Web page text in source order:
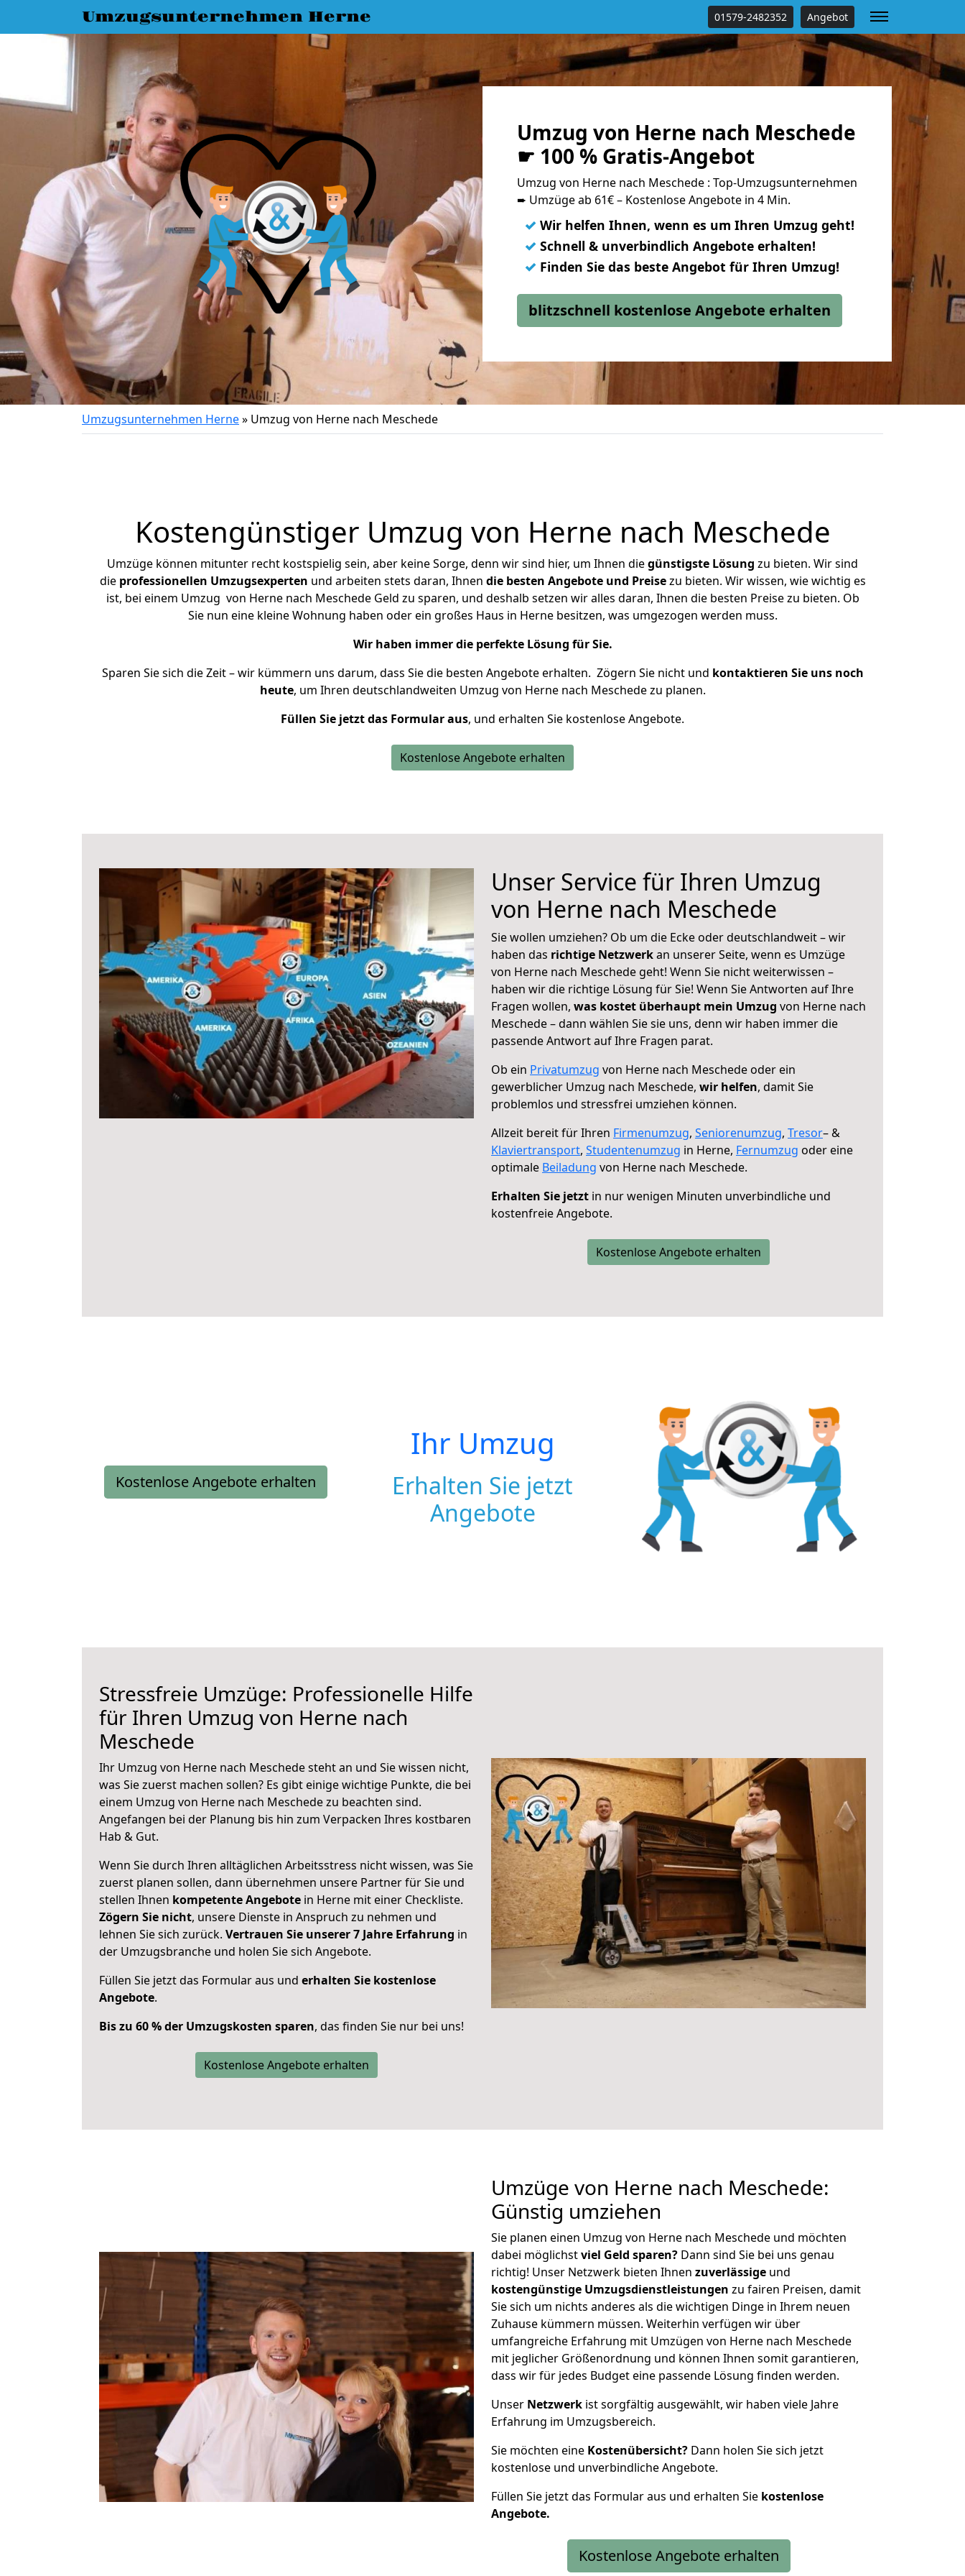
Umzugsunternehmen Herne 01579-2482352 Angebot
Umzug von Herne nach Meschede
☛ 100 % Gratis-Angebot
Umzug von Herne nach Meschede : Top-Umzugsunternehmen
➨ Umzüge ab 61€ – Kostenlose Angebote in 4 Min.
✓ Wir helfen Ihnen, wenn es um Ihren Umzug geht!
✓ Schnell & unverbindlich Angebote erhalten!
✓ Finden Sie das beste Angebot für Ihren Umzug!
blitzschnell kostenlose Angebote erhalten
Umzugsunternehmen Herne» Umzug von Herne nach Meschede
Kostengünstiger Umzug von Herne nach Meschede
Umzüge können mitunter recht kostspielig sein, aber keine Sorge, denn wir sind hier, um Ihnen diegünstigste Lösung zu bieten. Wir sind
die professionellen Umzugsexperten und arbeiten stets daran, Ihnen die besten Angebote und Preisezu bieten. Wir wissen, wie wichtig es
ist, bei einem Umzug von Herne nach Meschede Geld zu sparen, und deshalb setzen wir alles daran, Ihnen die besten Preise zu bieten. Ob
Sie nun eine kleine Wohnung haben oder ein großes Haus in Herne besitzen, was umgezogen werden muss.
Wir haben immer die perfekte Lösung für Sie.
Sparen Sie sich die Zeit – wir kümmern uns darum, dass Sie die besten Angebote erhalten. Zögern Sie nicht und kontaktieren Sie uns noch
heute, um Ihren deutschlandweiten Umzug von Herne nach Meschede zu planen.
Füllen Sie jetzt das Formular aus, und erhalten Sie kostenlose Angebote.
Kostenlose Angebote erhalten
Unser Service für Ihren Umzug
von Herne nach Meschede
Sie wollen umziehen? Ob um die Ecke oder deutschlandweit – wir
haben das richtige Netzwerkan unserer Seite, wenn es Umzüge
von Herne nach Meschede geht! Wenn Sie nicht weiterwissen –
haben wir die richtige Lösung für Sie! Wenn Sie Antworten auf Ihre
Fragen wollen, was kostet überhaupt mein Umzug von Herne nach
Meschede – dann wählen Sie sie uns, denn wir haben immer die
passende Antwort auf Ihre Fragen parat.
Ob ein Privatumzug von Herne nach Meschede oder ein
gewerblicher Umzug nach Meschede, wir helfen, damit Sie
problemlos und stressfrei umziehen können.
Allzeit bereit für Ihren Firmenumzug, Seniorenumzug, Tresor– &
Klaviertransport, Studentenumzug in Herne, Fernumzug oder eine
optimale Beiladung von Herne nach Meschede.
Erhalten Sie jetzt in nur wenigen Minuten unverbindliche und
kostenfreie Angebote.
Kostenlose Angebote erhalten
Kostenlose Angebote erhalten
Ihr Umzug
Erhalten Sie jetzt
Angebote
Stressfreie Umzüge: Professionelle Hilfe
für Ihren Umzug von Herne nach
Meschede
Ihr Umzug von Herne nach Meschede steht an und Sie wissen nicht,
was Sie zuerst machen sollen? Es gibt einige wichtige Punkte, die bei
einem Umzug von Herne nach Meschede zu beachten sind.
Angefangen bei der Planung bis hin zum Verpacken Ihres kostbaren
Hab & Gut.
Wenn Sie durch Ihren alltäglichen Arbeitsstress nicht wissen, was Sie
zuerst planen sollen, dann übernehmen unsere Partner für Sie und
stellen Ihnen kompetente Angebote in Herne mit einer Checkliste.
Zögern Sie nicht, unsere Dienste in Anspruch zu nehmen und
lehnen Sie sich zurück. Vertrauen Sie unserer 7 Jahre Erfahrung in
der Umzugsbranche und holen Sie sich Angebote.
Füllen Sie jetzt das Formular aus und erhalten Sie kostenlose
Angebote.
Bis zu 60 % der Umzugskosten sparen, das finden Sie nur bei uns!
Kostenlose Angebote erhalten
Umzüge von Herne nach Meschede:
Günstig umziehen
Sie planen einen Umzug von Herne nach Meschede und möchten
dabei möglichstviel Geld sparen? Dann sind Sie bei uns genau
richtig! Unser Netzwerk bieten Ihnen zuverlässige und
kostengünstige Umzugsdienstleistungen zu fairen Preisen, damit
Sie sich um nichts anderes als die wichtigen Dinge in Ihrem neuen
Zuhause kümmern müssen. Weiterhin verfügen wir über
umfangreiche Erfahrung mit Umzügen von Herne nach Meschede
mit jeglicher Größenordnung und können Ihnen somit garantieren,
dass wir für jedes Budget eine passende Lösung finden werden.
Unser Netzwerk ist sorgfältig ausgewählt, wir haben viele Jahre
Erfahrung im Umzugsbereich.
Sie möchten eine Kostenübersicht? Dann holen Sie sich jetzt
kostenlose und unverbindliche Angebote.
Füllen Sie jetzt das Formular aus und erhalten Sie kostenlose
Angebote.
Kostenlose Angebote erhalten